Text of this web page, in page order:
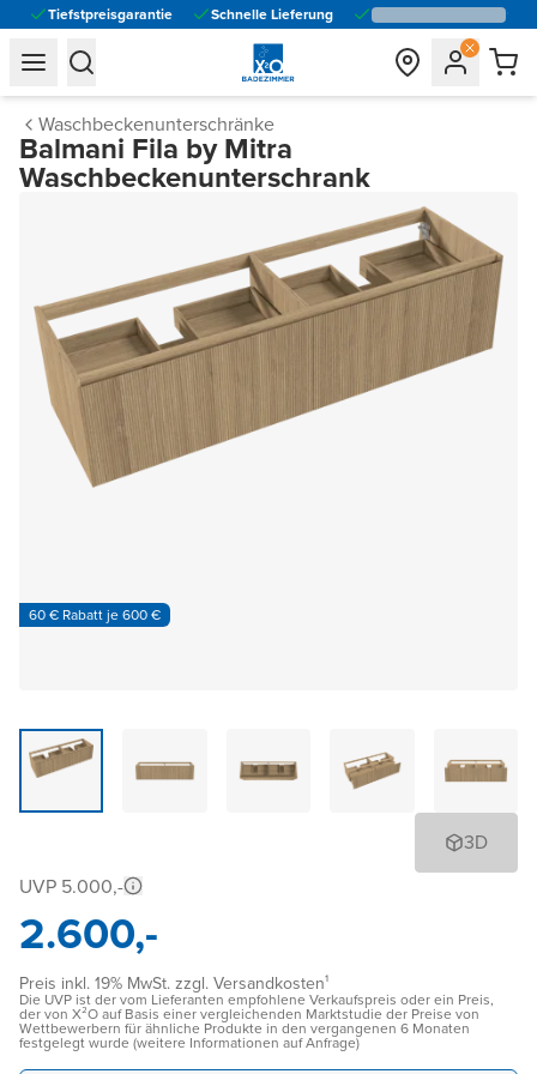
Tiefstpreisgarantie Schnelle Lieferung
general.navigation.toggle_menu.label
general.navigation.toggle_menu.label
Waschbeckenunterschränke
Balmani Fila by Mitra
Waschbeckenunterschrank
60 € Rabatt je 600 €
3D
UVP 5.000,-
2.600,-
Preis inkl. 19% MwSt. zzgl. Versandkosten¹
Die UVP ist der vom Lieferanten empfohlene Verkaufspreis oder ein Preis,
der von X²O auf Basis einer vergleichenden Marktstudie der Preise von
Wettbewerbern für ähnliche Produkte in den vergangenen 6 Monaten
festgelegt wurde (weitere Informationen auf Anfrage)